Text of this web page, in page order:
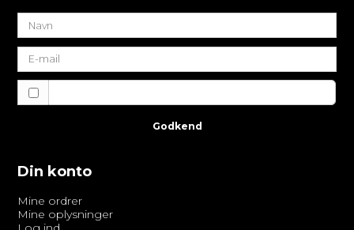
Godkend
Din konto
Mine ordrer
Mine oplysninger